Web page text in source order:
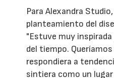
Para Alexandra
planteamiento del
"Estuve muy inspirada
del tiempo.
respondiera a
sintiera como un